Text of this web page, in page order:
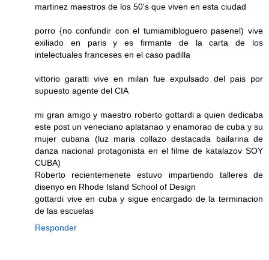
martinez maestros de los 50's que viven en esta ciudad
porro {no confundir con el tumiamibloguero pasenel) vive
exiliado en paris y es firmante de la carta de los
intelectuales franceses en el caso padilla
vittorio garatti vive en milan fue expulsado del pais por
supuesto agente del CIA
mi gran amigo y maestro roberto gottardi a quien dedicaba
este post un veneciano aplatanao y enamorao de cuba y su
mujer cubana (luz maria collazo destacada bailarina de
danza nacional protagonista en el filme de katalazov SOY
CUBA)
Roberto recientemenete estuvo impartiendo talleres de
disenyo en Rhode Island School of Design
gottardi vive en cuba y sigue encargado de la terminacion
de las escuelas
Responder